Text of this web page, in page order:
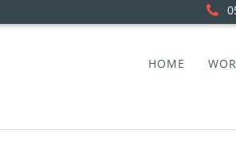
HOME